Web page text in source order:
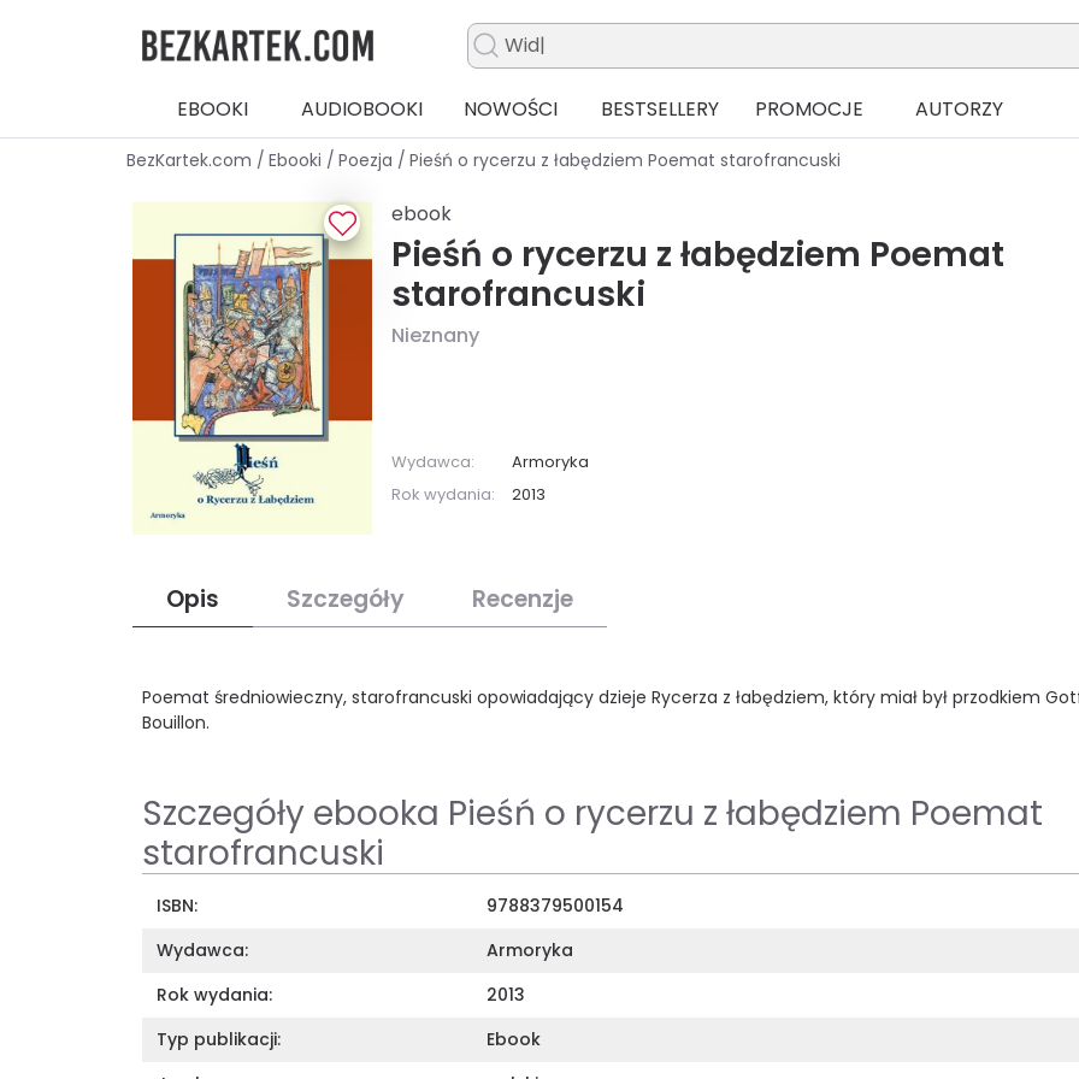
EBOOKI AUDIOBOOKI NOWOŚCI BESTSELLERY PROMOCJE AUTORZY
BezKartek.com / Ebooki / Poezja / Pieśń o rycerzu z łabędziem Poemat starofrancuski
ebook
Pieśń o rycerzu z łabędziem Poemat
starofrancuski
Nieznany
Wydawca:
Armoryka
Rok wydania:
2013
Opis Szczegóły Recenzje
Poemat średniowieczny, starofrancuski opowiadający dzieje Rycerza z łabędziem, który miał był przodkiem
Bouillon.
Szczegóły ebooka Pieśń o rycerzu z łabędziem Poemat
starofrancuski
ISBN:
9788379500154
Wydawca:
Armoryka
Rok wydania:
2013
Typ publikacji:
Ebook